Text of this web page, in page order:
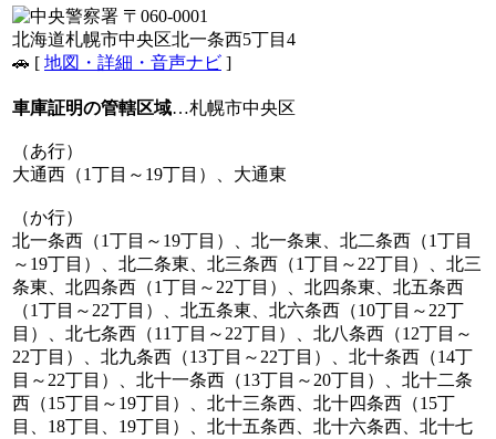
〒060-0001
北海道札幌市中央区北一条西5丁目4
🚗 [ 地図・詳細・音声ナビ ]
車庫証明の管轄区域…札幌市中央区
（あ行）
大通西（1丁目～19丁目）、大通東
（か行）
北一条西（1丁目～19丁目）、北一条東、北二条西（1丁目
～19丁目）、北二条東、北三条西（1丁目～22丁目）、北三
条東、北四条西（1丁目～22丁目）、北四条東、北五条西
（1丁目～22丁目）、北五条東、北六条西（10丁目～22丁
目）、北七条西（11丁目～22丁目）、北八条西（12丁目～
22丁目）、北九条西（13丁目～22丁目）、北十条西（14丁
目～22丁目）、北十一条西（13丁目～20丁目）、北十二条
西（15丁目～19丁目）、北十三条西、北十四条西（15丁
目、18丁目、19丁目）、北十五条西、北十六条西、北十七